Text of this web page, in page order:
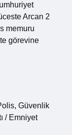
Arcan 2
memuru
görevine
Güvenlik
/ Emniyet